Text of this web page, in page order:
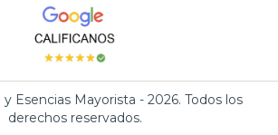
Esencias Mayorista - 2026. Todos los
derechos reservados.